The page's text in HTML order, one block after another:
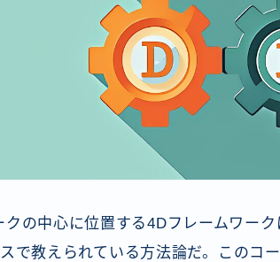
クの中心に位置する4Dフレームワー
で教えられている方法論だ。このコ